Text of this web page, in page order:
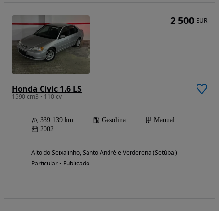
Honda Civic 1.6 LS
1590 cm3 • 110 cv
339 139 km Gasolina
Manual
2002
Alto do Seixalinho, Santo André e Verderena (Setúbal)
Particular • Publicado
2 500 EUR